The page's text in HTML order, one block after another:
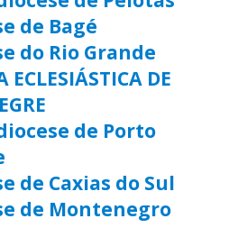
de Bagé
do Rio Grande
ECLESIÁSTICA DE
de Porto
de Caxias do Sul
de Montenegro